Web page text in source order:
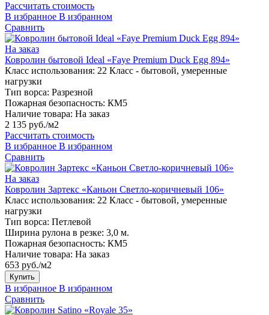
Рассчитать стоимость
В избранное В избранном
Сравнить
На заказ
Ковролин бытовой Ideal «Faye Premium Duck Egg 894»
Класс использования: 22 Класс - бытовой, умеренные
нагрузки
Тип ворса: Разрезной
Пожарная безопасность: КМ5
Наличие товара: На заказ
2 135 руб./м2
Рассчитать стоимость
В избранное В избранном
Сравнить
На заказ
Ковролин Зартекс «Каньон Светло-коричневый 106»
Класс использования: 22 Класс - бытовой, умеренные
нагрузки
Тип ворса: Петлевой
Ширина рулона в резке: 3,0 м.
Пожарная безопасность: КМ5
Наличие товара: На заказ
653 руб./м2
Купить
В избранное В избранном
Сравнить